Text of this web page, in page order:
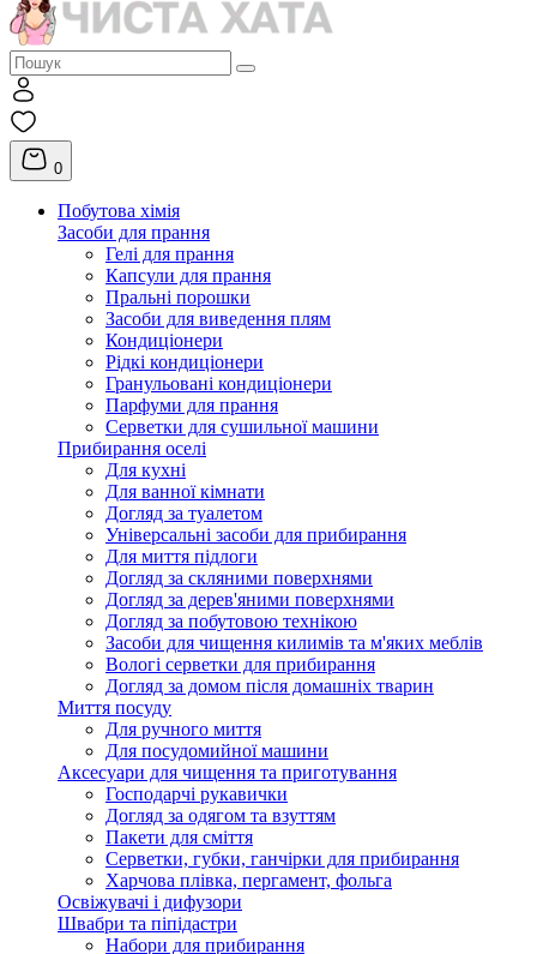
0
Побутова хімія
Засоби для прання
Гелі для прання
Капсули для прання
Пральні порошки
Засоби для виведення плям
Кондиціонери
Рідкі кондиціонери
Гранульовані кондиціонери
Парфуми для прання
Серветки для сушильної машини
Прибирання оселі
Для кухні
Для ванної кімнати
Догляд за туалетом
Універсальні засоби для прибирання
Для миття підлоги
Догляд за скляними поверхнями
Догляд за дерев'яними поверхнями
Догляд за побутовою технікою
Засоби для чищення килимів та м'яких меблів
Вологі серветки для прибирання
Догляд за домом після домашніх тварин
Миття посуду
Для ручного миття
Для посудомийної машини
Аксесуари для чищення та приготування
Господарчі рукавички
Догляд за одягом та взуттям
Пакети для сміття
Серветки, губки, ганчірки для прибирання
Харчова плівка, пергамент, фольга
Освіжувачі і дифузори
Швабри та піпідастри
Набори для прибирання